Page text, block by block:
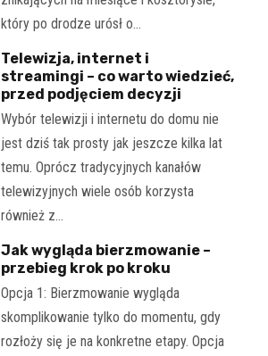
który po drodze urósł o…
Telewizja, internet i
streamingi – co warto wiedzieć,
przed podjęciem decyzji
Wybór telewizji i internetu do domu nie
jest dziś tak prosty jak jeszcze kilka lat
temu. Oprócz tradycyjnych kanałów
telewizyjnych wiele osób korzysta
również z…
Jak wygląda bierzmowanie –
przebieg krok po kroku
Opcja 1: Bierzmowanie wygląda
skomplikowanie tylko do momentu, gdy
rozłoży się je na konkretne etapy. Opcja